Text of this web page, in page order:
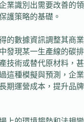
業識別出需要改善的領
護策略的基礎。
的數據資訊調整其商業
發現某一生產線的碳排
技術或替代原材料，甚
這種模擬與預測，企業
期運營成本，提升品牌